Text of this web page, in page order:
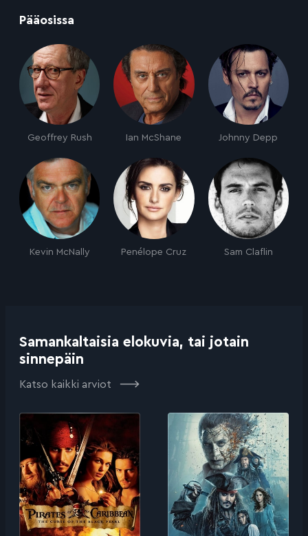
Pääosissa
Geoffrey Rush Ian McShane Johnny Depp
Kevin McNally Penélope Cruz Sam Claflin
Samankaltaisia elokuvia, tai jotain
sinnepäin
Katso kaikki arviot